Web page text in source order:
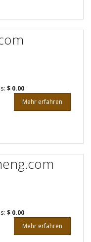
$ 0.00
Mehr erfahren
$ 0.00
Mehr erfahren